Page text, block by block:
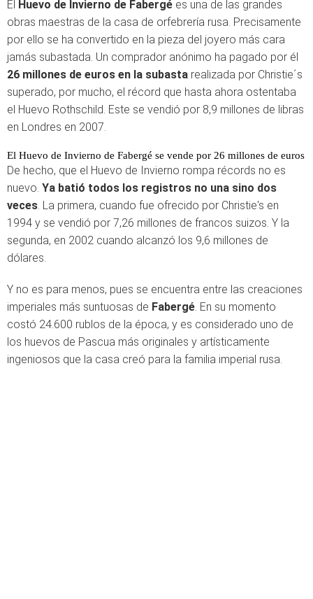
El Huevo de Invierno de Fabergé es una de las grandes
obras maestras de la casa de orfebrería rusa. Precisamente
por ello se ha convertido en la pieza del joyero más cara
jamás subastada. Un comprador anónimo ha pagado por él
26 millones de euros en la subasta realizada por Christie´s
superado, por mucho, el récord que hasta ahora ostentaba
el Huevo Rothschild. Este se vendió por 8,9 millones de libras
en Londres en 2007.
El Huevo de Invierno de Fabergé se vende por 26 millones de euros
De hecho, que el Huevo de Invierno rompa récords no es
nuevo. Ya batió todos los registros no una sino dos
veces. La primera, cuando fue ofrecido por Christie's en
1994 y se vendió por 7,26 millones de francos suizos. Y la
segunda, en 2002 cuando alcanzó los 9,6 millones de
dólares.
Y no es para menos, pues se encuentra entre las creaciones
imperiales más suntuosas de Fabergé. En su momento
costó 24.600 rublos de la época, y es considerado uno de
los huevos de Pascua más originales y artísticamente
ingeniosos que la casa creó para la familia imperial rusa.